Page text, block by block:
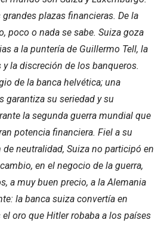
plazas financieras. De la
poco o nada se sabe. Suiza goza
a la puntería de Guillermo Tell, la
la discreción de los banqueros.
de la banca helvética; una
garantiza su seriedad y su
la segunda guerra mundial que
potencia financiera. Fiel a su
neutralidad, Suiza no participó en
en el negocio de la guerra,
a muy buen precio, a la Alemania
la banca suiza convertía en
oro que Hitler robaba a los países